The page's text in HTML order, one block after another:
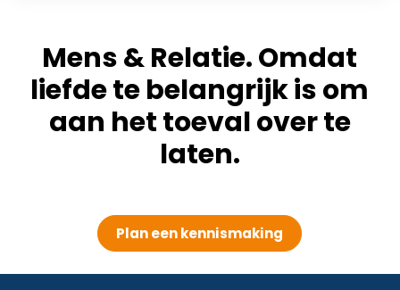
Mens & Relatie. Omdat
liefde te belangrijk is om
aan het toeval over te
laten.
Plan een kennismaking